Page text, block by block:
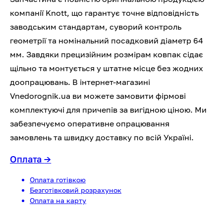
компанії Knott, що гарантує точне відповідність
заводським стандартам, суворий контроль
геометрії та номінальний посадковий діаметр 64
мм. Завдяки прецизійним розмірам ковпак сідає
щільно та монтується у штатне місце без жодних
доопрацювань. В інтернет-магазині
Vnedorognik.ua ви можете замовити фірмові
комплектуючі для причепів за вигідною ціною. Ми
забезпечуємо оперативне опрацювання
замовлень та швидку доставку по всій Україні.
Оплата→
Оплата готівкою
Безготівковий розрахунок
Оплата на карту